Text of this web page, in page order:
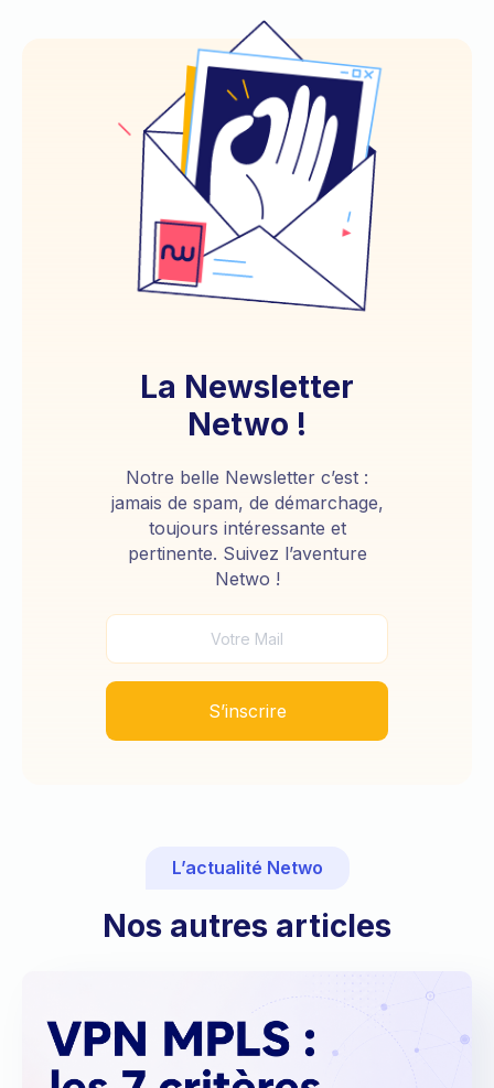
La Newsletter
Netwo !
Notre belle Newsletter c’est :
jamais de spam, de démarchage,
toujours intéressante et
pertinente. Suivez l’aventure
Netwo !
L’actualité Netwo
Nos autres articles